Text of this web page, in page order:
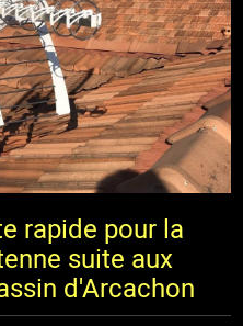
rapide pour la
suite aux
d'Arcachon